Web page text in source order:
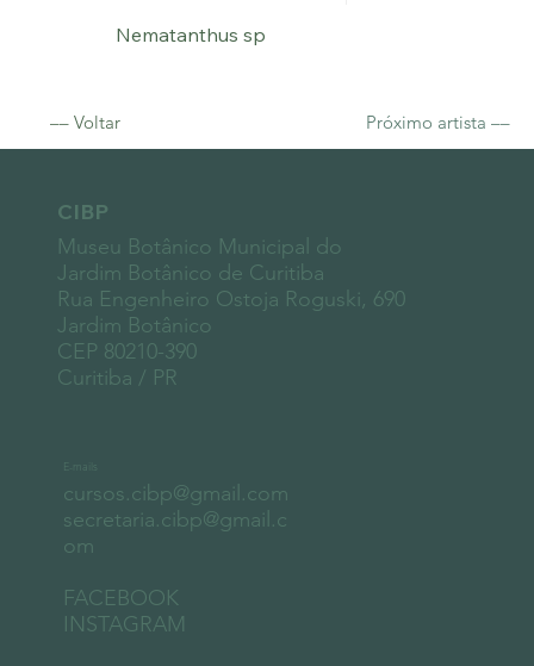
Nematanthus sp
Próximo artista ––
–– Voltar
CIBP
Museu Botânico Municipal do
Jardim Botânico de Curitiba
Rua Engenheiro Ostoja Roguski, 690
Jardim Botânico
CEP 80210-390
Curitiba / PR
cursos.cibp@gmail.com
secretaria.cibp@gmail.c
om
FACEBOOK
INSTAGRAM
E-mails